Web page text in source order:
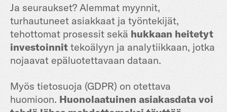
Ja seuraukset? Alemmat myynnit,
turhautuneet asiakkaat ja työntekijät,
tehottomat prosessit sekä hukkaan heitetyt
investoinnit tekoälyyn ja analytiikkaan, jotka
nojaavat epäluotettavaan dataan.
Myös tietosuoja (GDPR) on otettava
huomioon. Huonolaatuinen asiakasdata voi